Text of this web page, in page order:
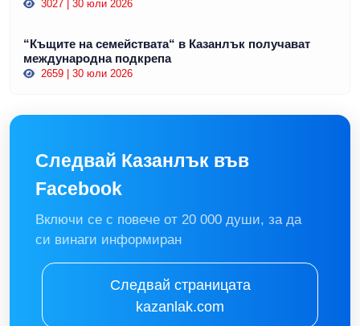
3027 | 30 юли 2026
“Къщите на семействата“ в Казанлък получават
международна подкрепа
2659 | 30 юли 2026
Следвай Казанлък във
Facebook
Включи се с повече от 20 000 души, за да
си винаги информиран
Следвай страницата
kazanlak.com